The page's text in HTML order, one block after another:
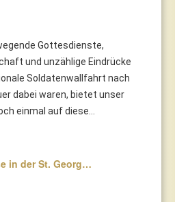
Gottesdienste,
und unzählige Eindrücke
Soldatenwallfahrt nach
dabei waren, bietet unser
einmal auf diese...
in der St. Georg…